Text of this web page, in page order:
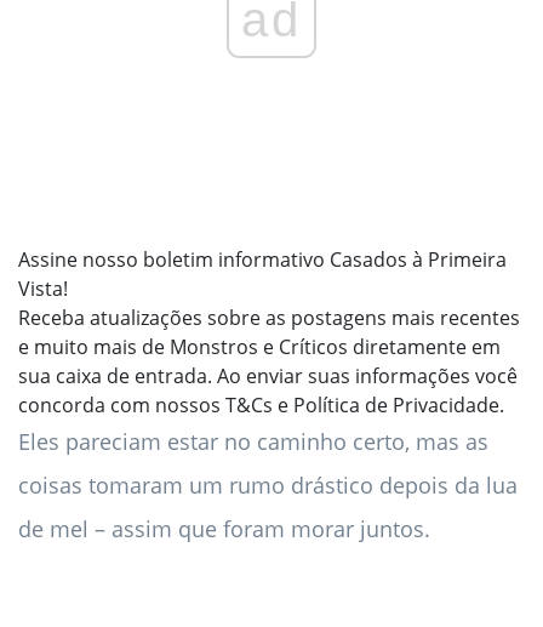
ad
Assine nosso boletim informativo Casados ​​à Primeira
Vista!
Receba atualizações sobre as postagens mais recentes
e muito mais de Monstros e Críticos diretamente em
sua caixa de entrada. Ao enviar suas informações você
concorda com nossos T&Cs e Política de Privacidade.
Eles pareciam estar no caminho certo, mas as
coisas tomaram um rumo drástico depois da lua
de mel – assim que foram morar juntos.